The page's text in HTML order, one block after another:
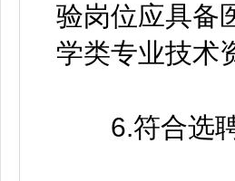
验岗位应具备
学类专业技术
6.符合选聘